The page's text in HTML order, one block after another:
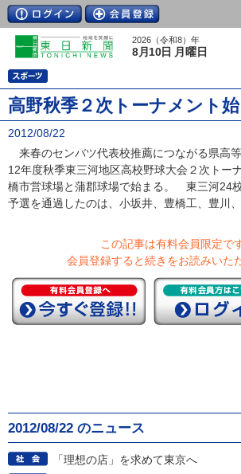
2026（令和8）年
8月10日 月曜日
高野秋季２次トーナメント
2012/08/22
来春のセンバツ代表校推薦につながる県高
12年度秋季東三河地区高校野球大会２次トー
橋市営球場と蒲郡球場で始まる。 東三河24
予選を通過したのは、小坂井、豊橋工、豊川、
この記事は有料会員限定で
会員登録すると続きをお読みいた
2012/08/22 のニュース
「理想の店」を求めて東京へ